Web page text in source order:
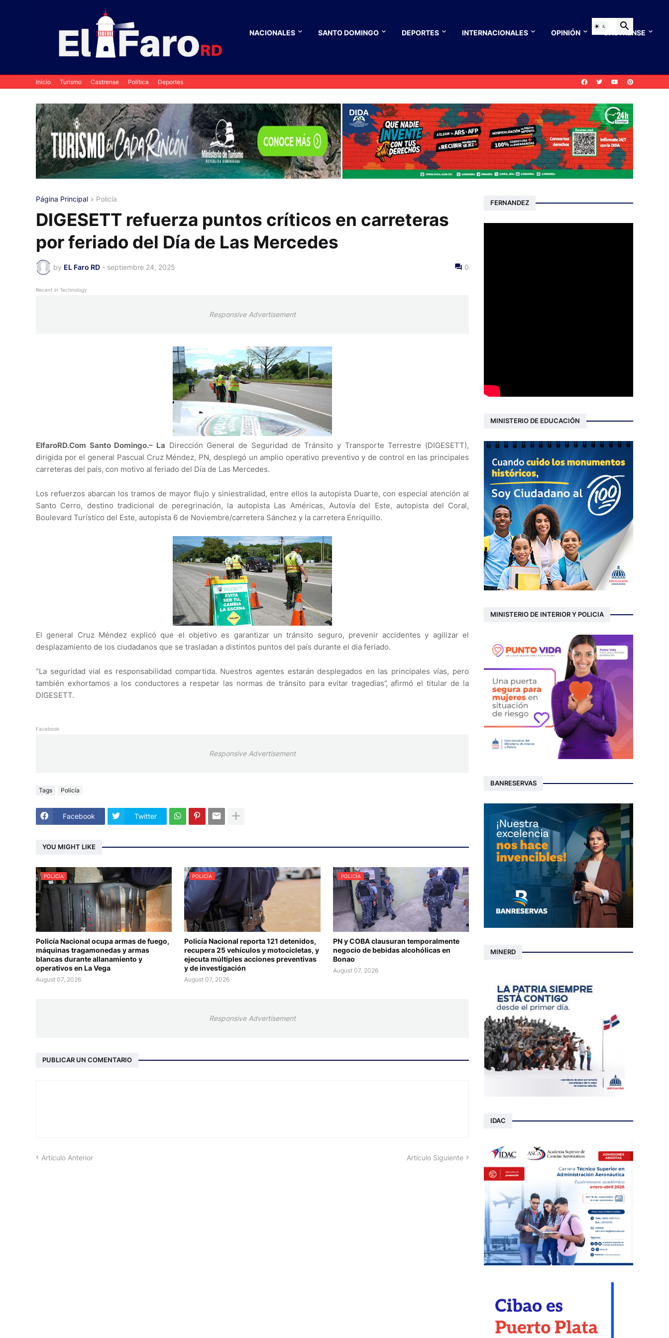
NACIONALES SANTO DOMINGO DEPORTES INTERNACIONALES OPINIÓN CASTRENSE
Inicio Turismo Castrense Política Deportes
Página Principal Policía
DIGESETT refuerza puntos críticos en carreteras
por feriado del Día de Las Mercedes
by EL Faro RD - septiembre 24, 2025 0
Recent in Technology
Responsive Advertisement
ElfaroRD.Com Santo Domingo.– La Dirección General de Seguridad de Tránsito y Transporte Terrestre (DIGESETT),
dirigida por el general Pascual Cruz Méndez, PN, desplegó un amplio operativo preventivo y de control en las principales
carreteras del país, con motivo al feriado del Día de Las Mercedes.
Los refuerzos abarcan los tramos de mayor flujo y siniestralidad, entre ellos la autopista Duarte, con especial atención al
Santo Cerro, destino tradicional de peregrinación, la autopista Las Américas, Autovía del Este, autopista del Coral,
Boulevard Turístico del Este, autopista 6 de Noviembre/carretera Sánchez y la carretera Enriquillo.
El general Cruz Méndez explicó que el objetivo es garantizar un tránsito seguro, prevenir accidentes y agilizar el
desplazamiento de los ciudadanos que se trasladan a distintos puntos del país durante el dia feriado.
“La seguridad vial es responsabilidad compartida. Nuestros agentes estarán desplegados en las principales vías, pero
también exhortamos a los conductores a respetar las normas de tránsito para evitar tragedias”, afirmó el titular de la
DIGESETT.
Facebook
Responsive Advertisement
Tags Policía
Facebook Twitter
YOU MIGHT LIKE
POLICÍA
Policía Nacional ocupa armas de fuego,
máquinas tragamonedas y armas
blancas durante allanamiento y
operativos en La Vega
August 07, 2026
POLICÍA
Policía Nacional reporta 121 detenidos,
recupera 25 vehículos y motocicletas, y
ejecuta múltiples acciones preventivas
y de investigación
August 07, 2026
POLICÍA
PN y COBA clausuran temporalmente
negocio de bebidas alcohólicas en
Bonao
August 07, 2026
Responsive Advertisement
PUBLICAR UN COMENTARIO
Artículo Anterior Artículo Siguiente
FERNANDEZ
MINISTERIO DE EDUCACIÓN
MINISTERIO DE INTERIOR Y POLICIA
BANRESERVAS
MINERD
IDAC